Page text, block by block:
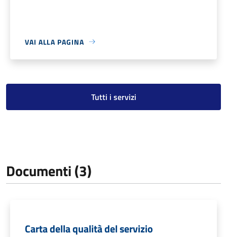
VAI ALLA PAGINA
Tutti i servizi
Documenti (3)
Carta della qualità del servizio